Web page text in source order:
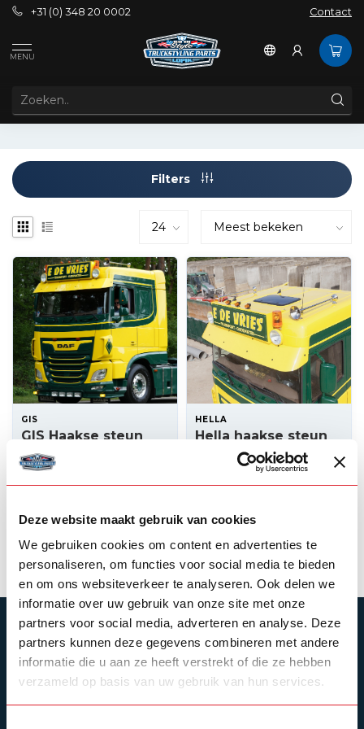
Deze website maakt gebruik van cookies
We gebruiken cookies om content en advertenties te
personaliseren, om functies voor social media te bieden
en om ons websiteverkeer te analyseren. Ook delen we
informatie over uw gebruik van onze site met onze
partners voor social media, adverteren en analyse. Deze
partners kunnen deze gegevens combineren met andere
informatie die u aan ze heeft verstrekt of die ze hebben
verzameld op basis van uw gebruik van hun services.
+31 (0) 348 20 0002 Contact
MENU
Filters
GIS
GIS Haakse steun
voor opsteek
zwaailamp RVS (set)
Product bekijken
HELLA
Hella haakse steun
KL600 zwaailamp
--,-- Niet op voorraad
ABONNEER JE OP ONZE NIEUWSBRIEF
Blijf op de hoogte over onze laatste acties